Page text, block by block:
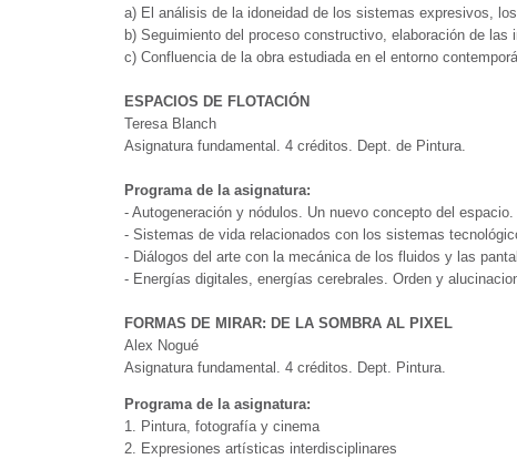
a) El análisis de la idoneidad de los sistemas expresivos,
b) Seguimiento del proceso constructivo, elaboración de las
c) Confluencia de la obra estudiada en el entorno
ESPACIOS DE FLOTACIÓN
Teresa Blanch
Asignatura fundamental. 4 créditos. Dept. de Pintura.
Programa de la asignatura:
- Autogeneración y nódulos. Un nuevo concepto del espacio.
- Sistemas de vida relacionados con los sistemas
- Diálogos del arte con la mecánica de los fluidos y las
- Energías digitales, energías cerebrales. Orden y
FORMAS DE MIRAR: DE LA SOMBRA AL PIXEL
Alex Nogué
Asignatura fundamental. 4 créditos. Dept. Pintura.
Programa de la asignatura:
1. Pintura, fotografía y cinema
2. Expresiones artísticas interdisciplinares